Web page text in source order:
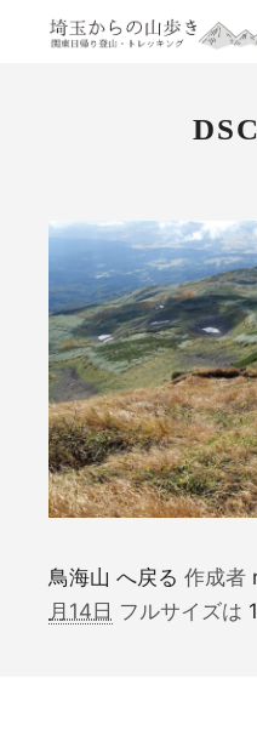
鳥海山 へ戻る 作成者
月14日 フルサイズは